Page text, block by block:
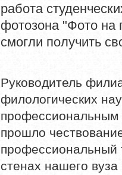
работа
фотозона "Фото на
смогли получить
Руководитель
филологических
прошло
профессиональный
стенах нашего